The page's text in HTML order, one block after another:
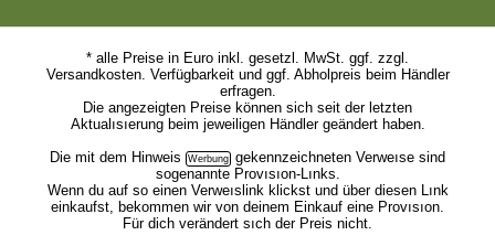
* alle Preise in Euro inkl. gesetzl. MwSt. ggf. zzgl.
Versandkosten. Verfügbarkeit und ggf. Abholpreis beim Händler
erfragen.
Die angezeigten Preise können sich seit der letzten
Aktualısıerung beim jeweiligen Händler geändert haben.
Die mit dem Hinweis
gekennzeichneten Verweıse sind
sogenannte Provısıon-Lınks.
Wenn du auf so einen Verweıslink klickst und über diesen Lınk
einkaufst, bekommen wir von deinem Einkauf eine Provısıon.
Für dich verändert sıch der Preis nicht.